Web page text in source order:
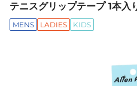
テニスグリップテープ 1本
MENS LADIES KIDS